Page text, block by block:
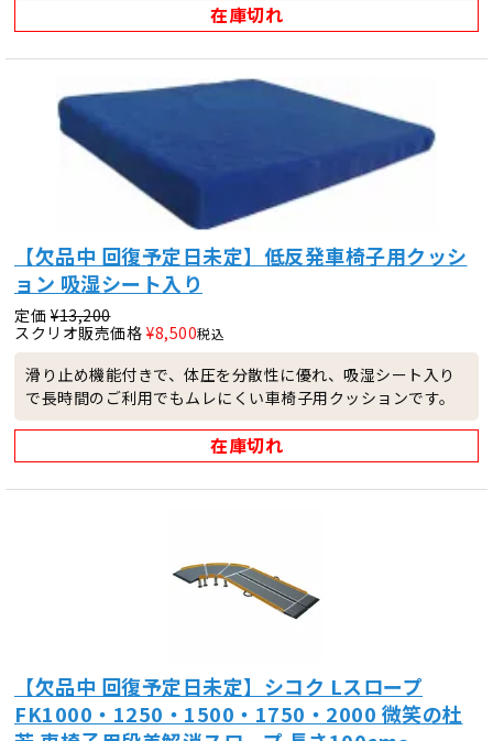
在庫切れ
【欠品中 回復予定日未定】低反発車椅子用クッシ
ョン 吸湿シート入り
定価 ¥13,200
スクリオ販売価格 ¥8,500税込
滑り止め機能付きで、体圧を分散性に優れ、吸湿シート入り
で長時間のご利用でもムレにくい車椅子用クッションです。
在庫切れ
【欠品中 回復予定日未定】シコク Lスロープ
FK1000・1250・1500・1750・2000 微笑の杜